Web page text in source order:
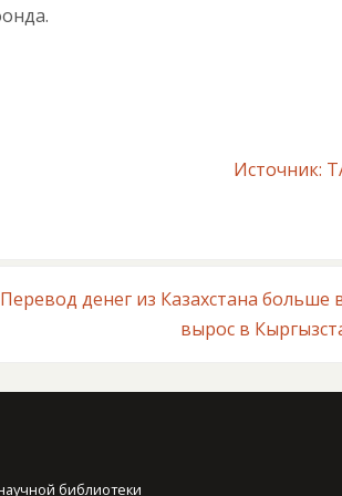
Источник:
Перевод денег из Казахстана больше
вырос в
библиотеки